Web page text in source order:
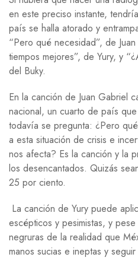
en este preciso instante,
país se halla atorado y
“Pero qué necesidad”, de
tiempos mejores”, de Yury, y
del Buky.
En la canción de Juan Gabriel
nacional, un cuarto de país
todavía se pregunta: ¿Pero
a esta situación de crisis e
nos afecta? Es la canción y la
los desencantados. Quizás
25 por ciento.
La canción de Yury puede
escépticos y pesimistas, y
negruras de la realidad que
manos sucias e ineptas y